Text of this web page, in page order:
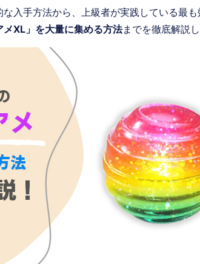
入手方法から、上級者が実践している最
XL」を大量に集める方法までを徹底解説し